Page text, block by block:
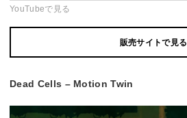
YouTubeで見る
販売サイトで見る
Dead Cells – Motion Twin